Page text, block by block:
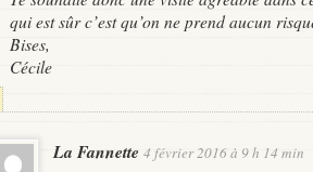
qui est sûr c’est qu’on ne prend aucun
Bises,
Cécile
La Fannette 4 février 2016 à 9 h 14 min